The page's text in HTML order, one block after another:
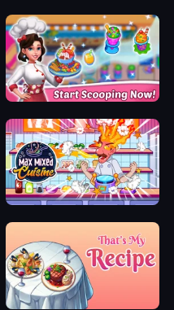
Ice Cream Fever: Cooking Game
Max Mixed Cuisine
That's My Recipe